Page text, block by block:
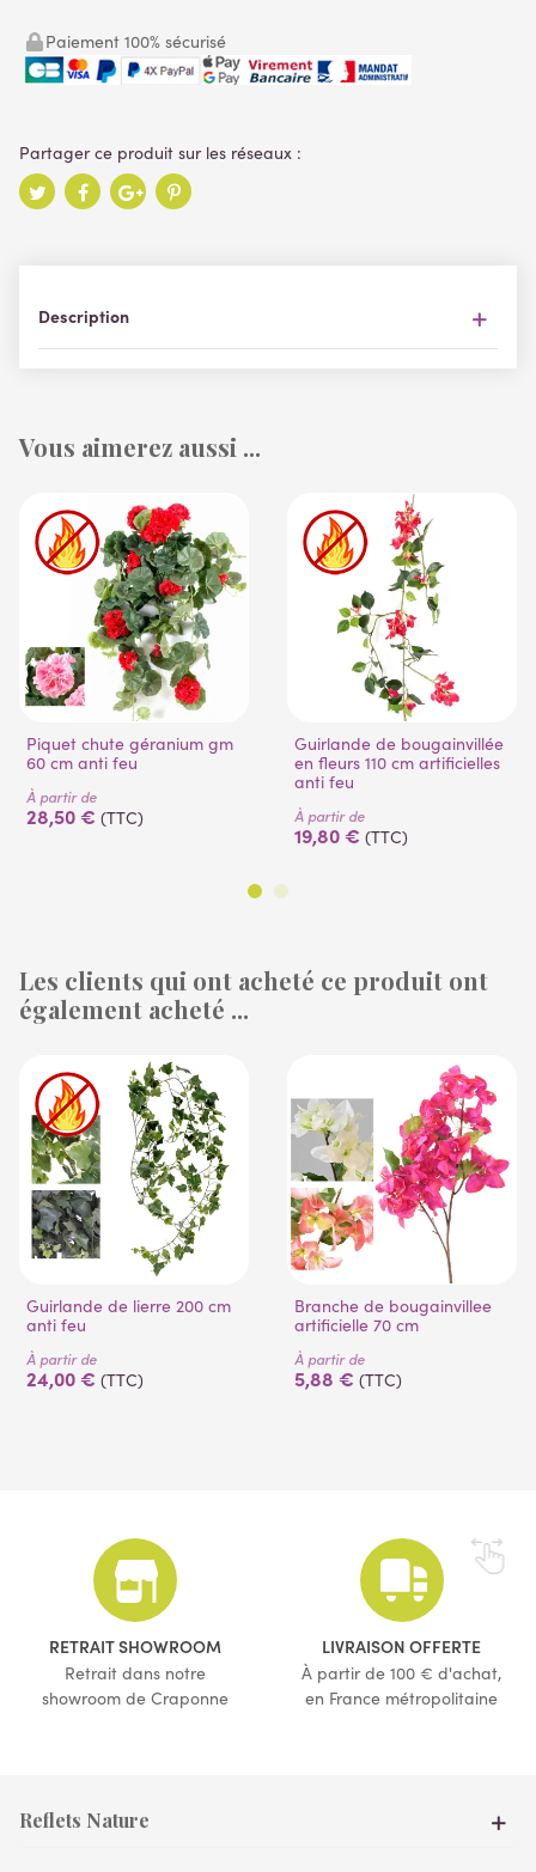
Paiement 100% sécurisé
Description
Vous aimerez aussi ...
Piquet chute géranium gm
60 cm anti feu
À partir de
28,50 € (TTC)
Guirlande de bougainvillée
en fleurs 110 cm artificielles
anti feu
À partir de
19,80 € (TTC)
Les clients qui ont acheté ce produit ont
également acheté ...
Guirlande de lierre 200 cm
anti feu
À partir de
24,00 € (TTC)
Branche de bougainvillee
artificielle 70 cm
À partir de
5,88 € (TTC)
RETRAIT SHOWROOM
Retrait dans notre
showroom de Craponne
LIVRAISON OFFERTE
À partir de 100 € d'achat,
en France métropolitaine
Reflets Nature